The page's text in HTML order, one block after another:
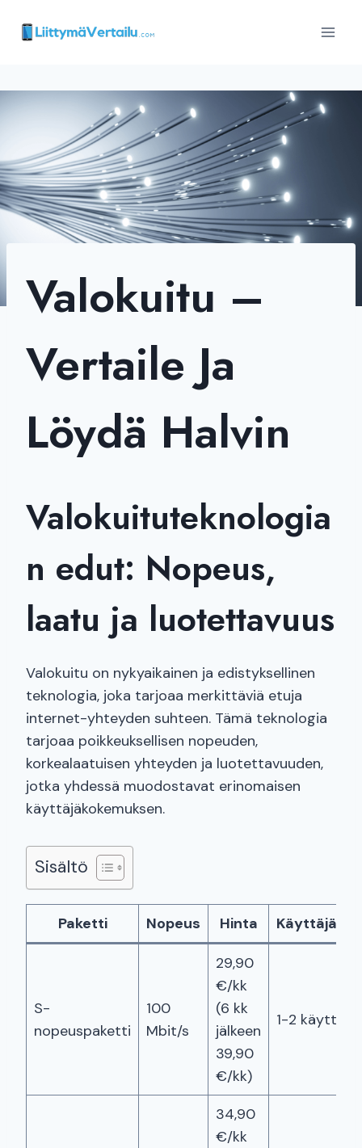
sisältöön
Valokuitu –
Vertaile Ja
Löydä Halvin
Valokuituteknologia
n edut: Nopeus,
laatu ja luotettavuus
Valokuitu on nykyaikainen ja edistyksellinen
teknologia, joka tarjoaa merkittäviä etuja
internet-yhteyden suhteen. Tämä teknologia
tarjoaa poikkeuksellisen nopeuden,
korkealaatuisen yhteyden ja luotettavuuden,
jotka yhdessä muodostavat erinomaisen
käyttäjäkokemuksen.
Sisältö
Paketti Nopeus Hinta
S-
nopeuspaketti
100
Mbit/s
29,90
€/kk
(6 kk
jälkeen
39,90
€/kk)
1-2
34,90
€/kk